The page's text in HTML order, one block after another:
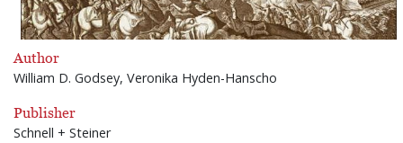
Author
William D. Godsey, Veronika Hyden-Hanscho
Publisher
Schnell + Steiner